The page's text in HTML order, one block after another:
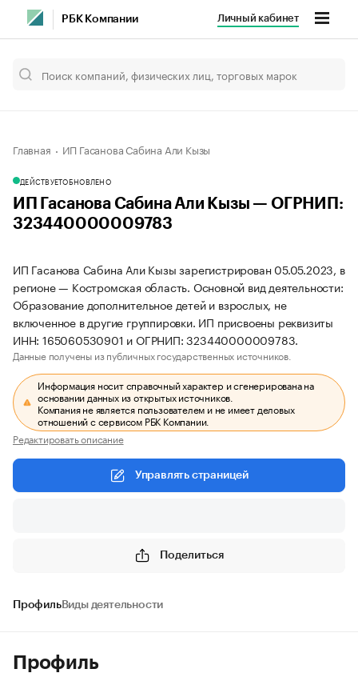
РБК Компании Личный кабинет
Главная ИП Гасанова Сабина Али Кызы
ДЕЙСТВУЕТОБНОВЛЕНО
ИП Гасанова Сабина Али Кызы — ОГРНИП:
323440000009783
ИП Гасанова Сабина Али Кызы зарегистрирован 05.05.2023, в
регионе — Костромская область. Основной вид деятельности:
Образование дополнительное детей и взрослых, не
включенное в другие группировки. ИП присвоены реквизиты
ИНН: 165060530901 и ОГРНИП: 323440000009783.
Данные получены из публичных государственных источников.
Информация носит справочный характер и сгенерирована на
основании данных из открытых источников.
Компания не является пользователем и не имеет деловых
отношений с сервисом РБК Компании.
Редактировать описание
Управлять страницей
Поделиться
ПрофильВиды деятельности
Профиль